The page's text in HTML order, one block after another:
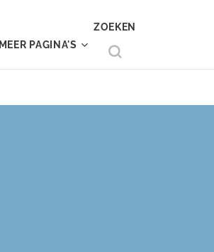
MEER PAGINA'S
ZOEKEN